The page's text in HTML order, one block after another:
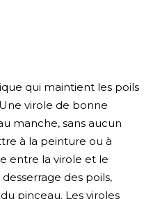
qui maintient les poils
virole de bonne
manche, sans aucun
à la peinture ou à
entre la virole et le
des poils,
pinceau. Les viroles